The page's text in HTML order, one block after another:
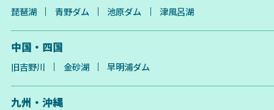
琵琶湖 青野ダム 池原ダム 津風呂湖
中国・四国
旧吉野川 金砂湖 早明浦ダム
九州・沖縄